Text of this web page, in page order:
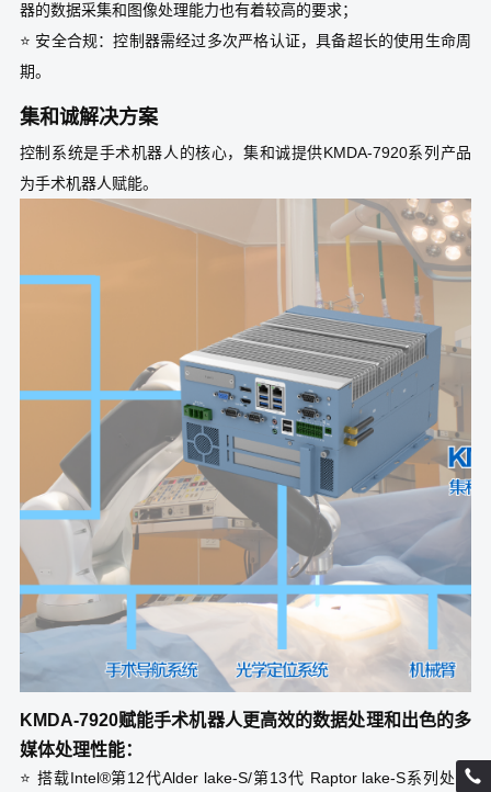
器的数据采集和图像处理能力也有着较高的要求；
⭐ 安全合规：控制器需经过多次严格认证，具备超长的使用生命周
期。
集和诚解决方案
控制系统是手术机器人的核心，集和诚提供KMDA-7920系列产品
为手术机器人赋能。
KMDA-7920赋能手术机器人更高效的数据处理和出色的多
媒体处理性能：
⭐ 搭载Intel®第12代Alder lake-S/第13代 Raptor lake-S系列处理